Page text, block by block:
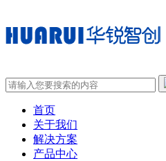
首页
关于我们
解决方案
产品中心